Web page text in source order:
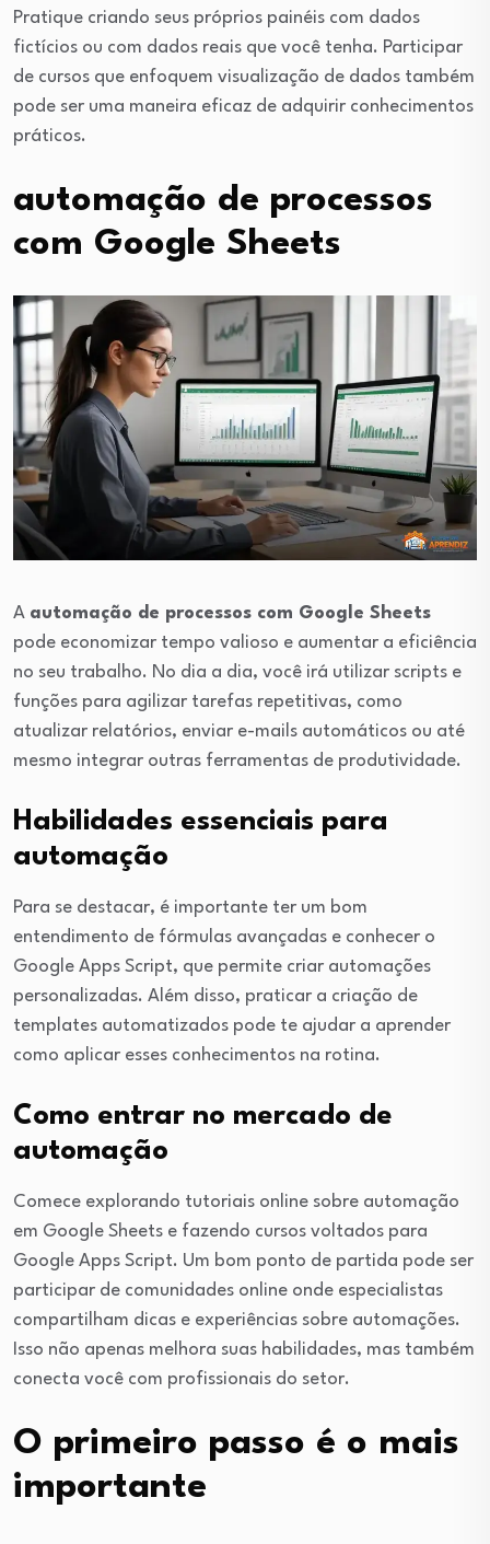
Pratique criando seus próprios painéis com dados
fictícios ou com dados reais que você tenha. Participar
de cursos que enfoquem visualização de dados também
pode ser uma maneira eficaz de adquirir conhecimentos
práticos.
automação de processos
com Google Sheets
A automação de processos com Google Sheets
pode economizar tempo valioso e aumentar a eficiência
no seu trabalho. No dia a dia, você irá utilizar scripts e
funções para agilizar tarefas repetitivas, como
atualizar relatórios, enviar e-mails automáticos ou até
mesmo integrar outras ferramentas de produtividade.
Habilidades essenciais para
automação
Para se destacar, é importante ter um bom
entendimento de fórmulas avançadas e conhecer o
Google Apps Script, que permite criar automações
personalizadas. Além disso, praticar a criação de
templates automatizados pode te ajudar a aprender
como aplicar esses conhecimentos na rotina.
Como entrar no mercado de
automação
Comece explorando tutoriais online sobre automação
em Google Sheets e fazendo cursos voltados para
Google Apps Script. Um bom ponto de partida pode ser
participar de comunidades online onde especialistas
compartilham dicas e experiências sobre automações.
Isso não apenas melhora suas habilidades, mas também
conecta você com profissionais do setor.
O primeiro passo é o mais
importante